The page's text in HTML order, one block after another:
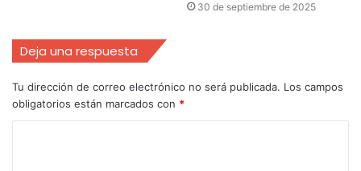
30 de septiembre de 2025
Deja una respuesta
Tu dirección de correo electrónico no será publicada. Los campos
obligatorios están marcados con *